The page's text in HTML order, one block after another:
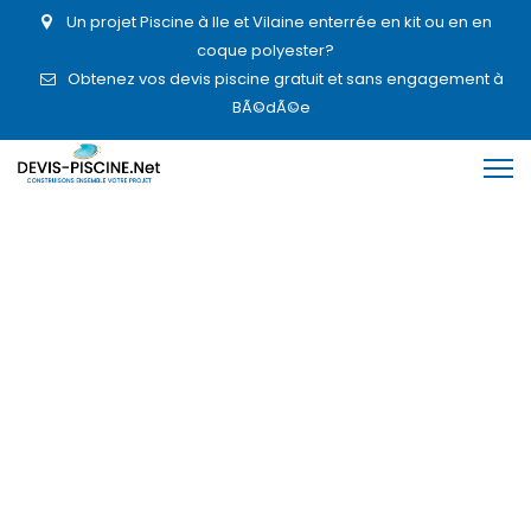
Un projet Piscine à Ile et Vilaine enterrée en kit ou en en
coque polyester?
Obtenez vos devis piscine gratuit et sans engagement à
BÃ©dÃ©e